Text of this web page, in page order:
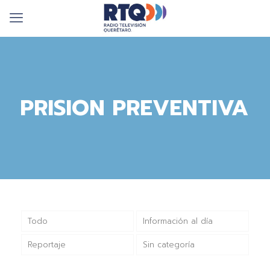
PRISION PREVENTIVA
Todo Información al día
Reportaje Sin categoría